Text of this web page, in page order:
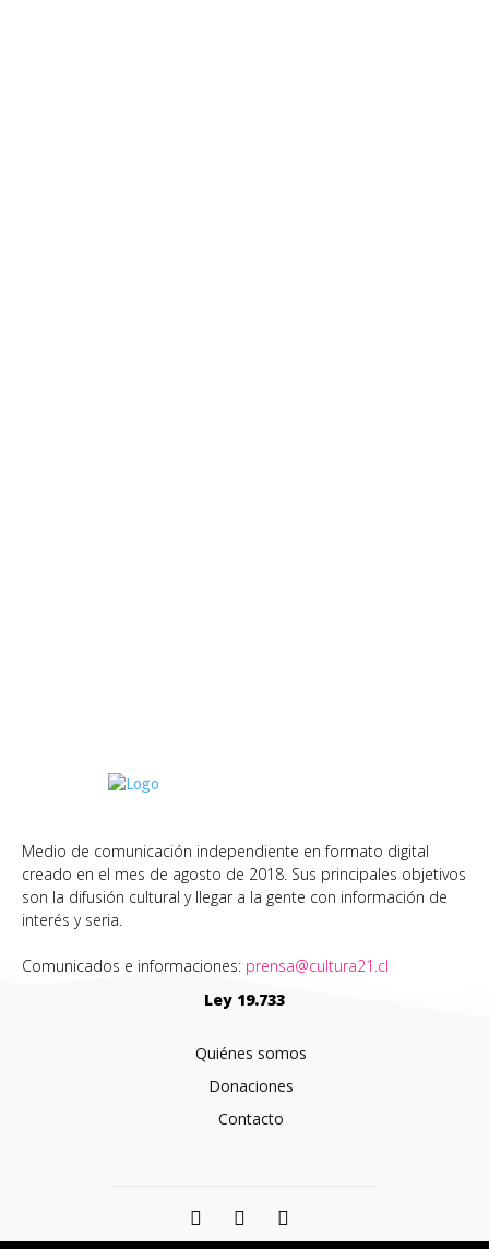
Medio de comunicación independiente en formato digital
creado en el mes de agosto de 2018. Sus principales objetivos
son la difusión cultural y llegar a la gente con información de
interés y seria.
Comunicados e informaciones: prensa@cultura21.cl
Ley 19.733
Quiénes somos
Donaciones
Contacto